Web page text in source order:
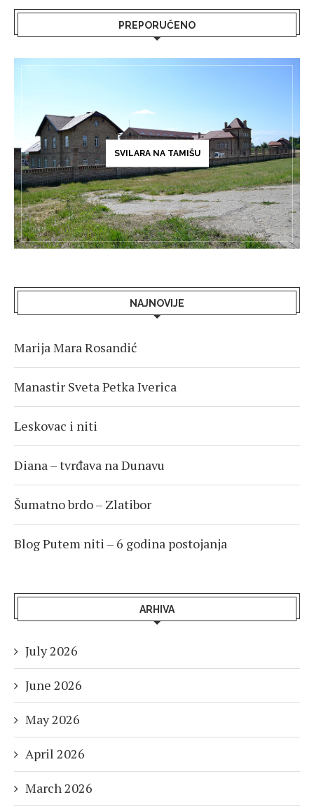
PREPORUČENO
SVILARA NA TAMIŠU
NAJNOVIJE
Marija Mara Rosandić
Manastir Sveta Petka Iverica
Leskovac i niti
Diana – tvrđava na Dunavu
Šumatno brdo – Zlatibor
Blog Putem niti – 6 godina postojanja
ARHIVA
July 2026
June 2026
May 2026
April 2026
March 2026